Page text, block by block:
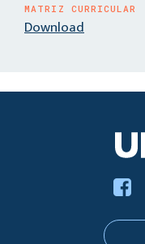
MATRIZ CURRICULAR
Download